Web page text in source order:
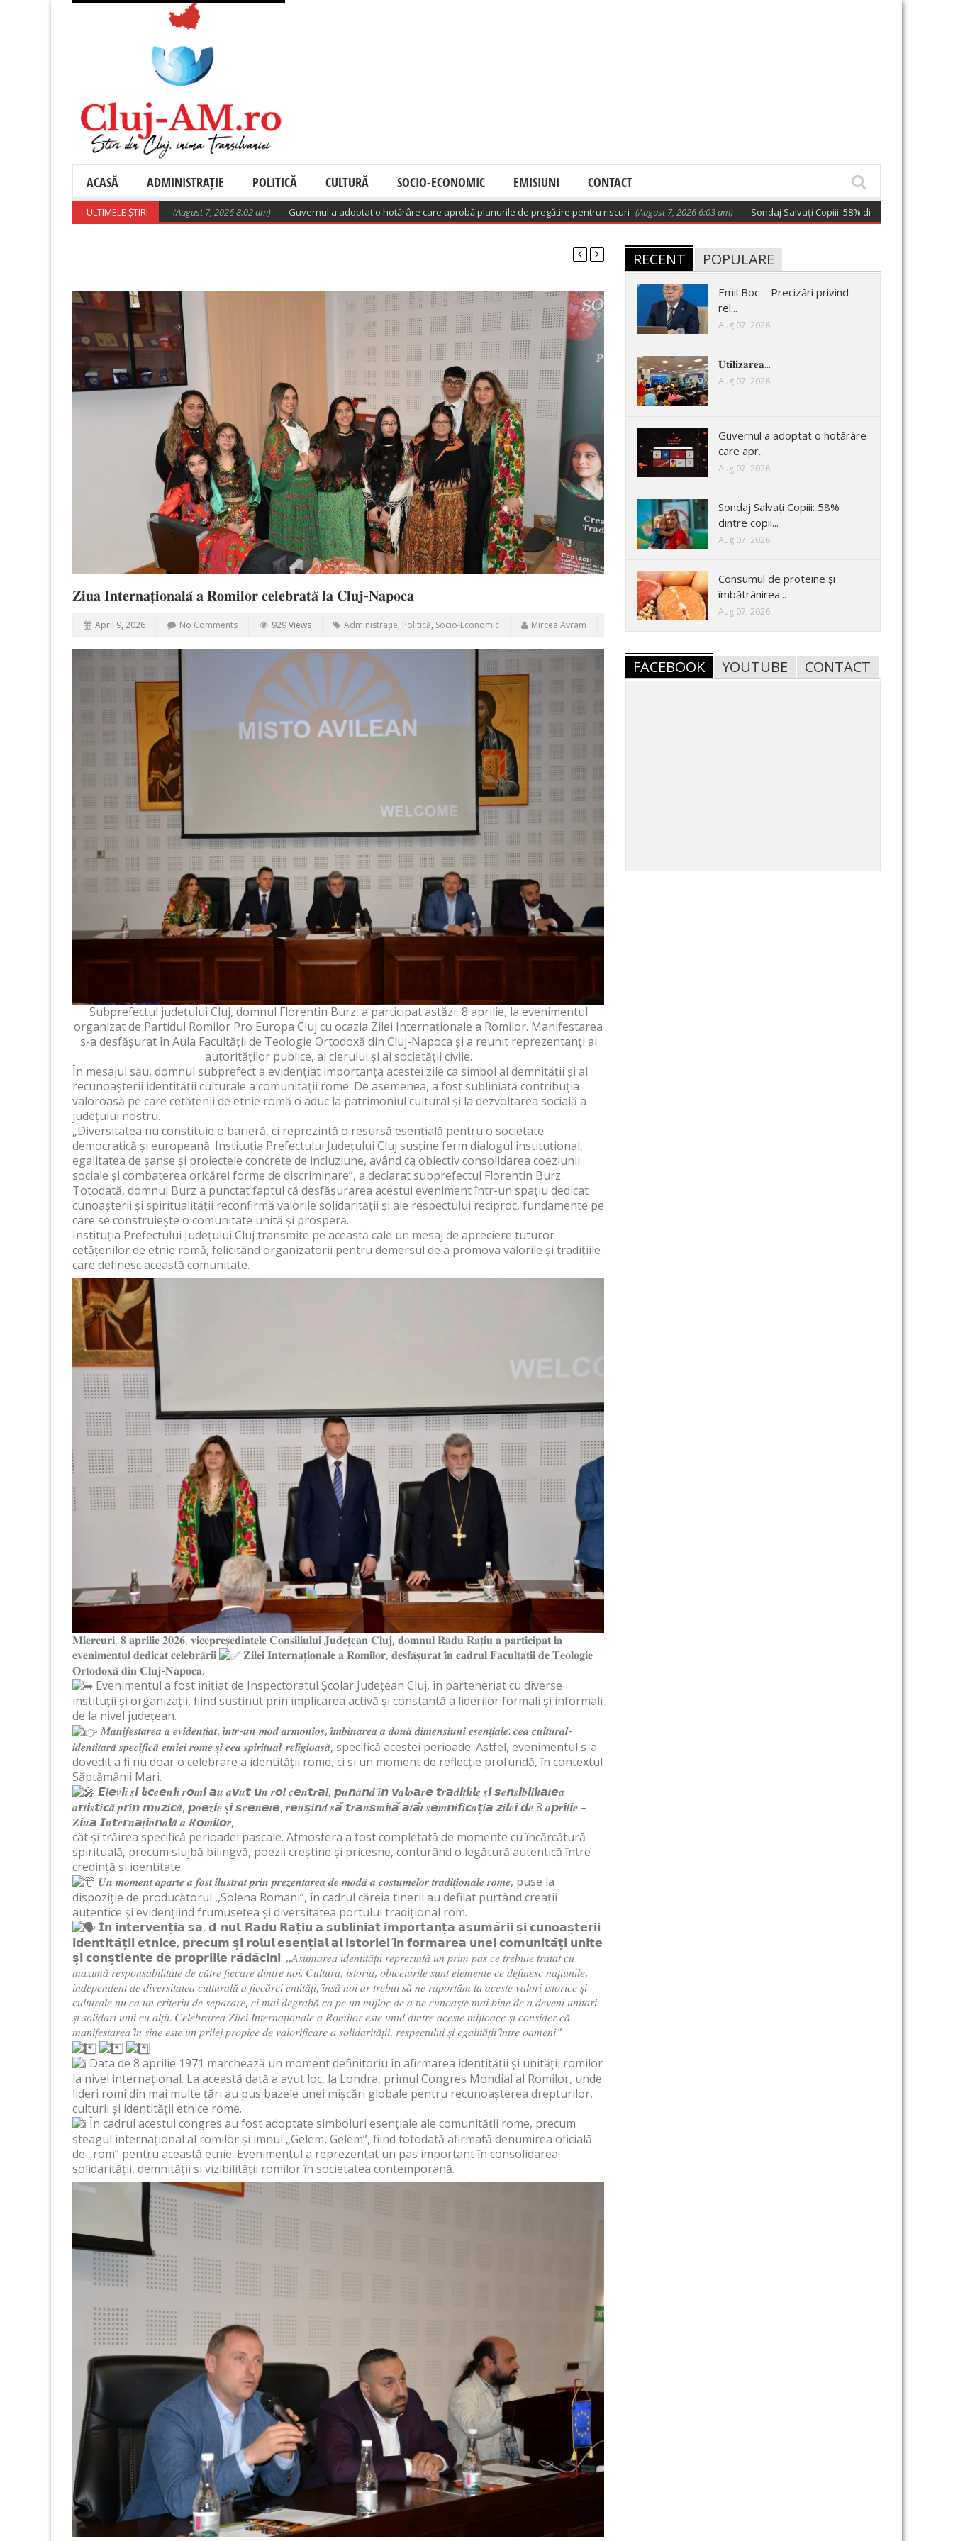
ACASĂ ADMINISTRAȚIE POLITICĂ CULTURĂ SOCIO-ECONOMIC EMISIUNI CONTACT
ULTIMELE ȘTIRI
𝐬𝐢𝐠𝐮𝐫𝐚𝐧𝐭̦𝐚 𝐬𝐩𝐚𝐭̦𝐢𝐮𝐥𝐮𝐢 𝐚𝐞𝐫𝐢𝐚𝐧! (August 7, 2026 8:02 am) Guvernul a adoptat o hotărâre care aprobă planurile de pregătire pentru riscuri (August 7, 2026 6:03 am) Sondaj Salvați Copiii: 58% dintre copiii cu părinți la
𝐙𝐢𝐮𝐚 𝐈𝐧𝐭𝐞𝐫𝐧𝐚𝐭̦𝐢𝐨𝐧𝐚𝐥𝐚̆ 𝐚 𝐑𝐨𝐦𝐢𝐥𝐨𝐫 𝐜𝐞𝐥𝐞𝐛𝐫𝐚𝐭𝐚̆ 𝐥𝐚 𝐂𝐥𝐮𝐣-𝐍𝐚𝐩𝐨𝐜𝐚
April 9, 2026 No Comments 929 Views Administrație, Politică, Socio-Economic Mircea Avram
Subprefectul județului Cluj, domnul Florentin Burz, a participat astăzi, 8 aprilie, la evenimentul
organizat de Partidul Romilor Pro Europa Cluj cu ocazia Zilei Internaționale a Romilor. Manifestarea
s-a desfășurat în Aula Facultății de Teologie Ortodoxă din Cluj-Napoca și a reunit reprezentanți ai
autorităților publice, ai clerului și ai societății civile.
În mesajul său, domnul subprefect a evidențiat importanța acestei zile ca simbol al demnității și al
recunoașterii identității culturale a comunității rome. De asemenea, a fost subliniată contribuția
valoroasă pe care cetățenii de etnie romă o aduc la patrimoniul cultural și la dezvoltarea socială a
județului nostru.
„Diversitatea nu constituie o barieră, ci reprezintă o resursă esențială pentru o societate
democratică și europeană. Instituția Prefectului Județului Cluj susține ferm dialogul instituțional,
egalitatea de șanse și proiectele concrete de incluziune, având ca obiectiv consolidarea coeziunii
sociale și combaterea oricărei forme de discriminare”, a declarat subprefectul Florentin Burz.
Totodată, domnul Burz a punctat faptul că desfășurarea acestui eveniment într-un spațiu dedicat
cunoașterii și spiritualității reconfirmă valorile solidarității și ale respectului reciproc, fundamente pe
care se construiește o comunitate unită și prosperă.
Instituția Prefectului Județului Cluj transmite pe această cale un mesaj de apreciere tuturor
cetățenilor de etnie romă, felicitând organizatorii pentru demersul de a promova valorile și tradițiile
care definesc această comunitate.
𝐌𝐢𝐞𝐫𝐜𝐮𝐫𝐢, 𝟖 𝐚𝐩𝐫𝐢𝐥𝐢𝐞 𝟐𝟎𝟐𝟔, 𝐯𝐢𝐜𝐞𝐩𝐫𝐞𝐬̦𝐞𝐝𝐢𝐧𝐭𝐞𝐥𝐞 𝐂𝐨𝐧𝐬𝐢𝐥𝐢𝐮𝐥𝐮𝐢 𝐉𝐮𝐝𝐞𝐭̦𝐞𝐚𝐧 𝐂𝐥𝐮𝐣, 𝐝𝐨𝐦𝐧𝐮𝐥 𝐑𝐚𝐝𝐮 𝐑𝐚𝐭̦𝐢𝐮 𝐚 𝐩𝐚𝐫𝐭𝐢𝐜𝐢𝐩𝐚𝐭 𝐥𝐚
𝐞𝐯𝐞𝐧𝐢𝐦𝐞𝐧𝐭𝐮𝐥 𝐝𝐞𝐝𝐢𝐜𝐚𝐭 𝐜𝐞𝐥𝐞𝐛𝐫𝐚̆𝐫𝐢𝐢
𝐙𝐢𝐥𝐞𝐢 𝐈𝐧𝐭𝐞𝐫𝐧𝐚𝐭̦𝐢𝐨𝐧𝐚𝐥𝐞 𝐚 𝐑𝐨𝐦𝐢𝐥𝐨𝐫, 𝐝𝐞𝐬𝐟𝐚̆𝐬̦𝐮𝐫𝐚𝐭 𝐢̂𝐧 𝐜𝐚𝐝𝐫𝐮𝐥 𝐅𝐚𝐜𝐮𝐥𝐭𝐚̆𝐭̦𝐢𝐢 𝐝𝐞 𝐓𝐞𝐨𝐥𝐨𝐠𝐢𝐞
𝐎𝐫𝐭𝐨𝐝𝐨𝐱𝐚̆ 𝐝𝐢𝐧 𝐂𝐥𝐮𝐣-𝐍𝐚𝐩𝐨𝐜𝐚.
Evenimentul a fost inițiat de Inspectoratul Școlar Județean Cluj, în parteneriat cu diverse
instituții și organizații, fiind susținut prin implicarea activă și constantă a liderilor formali și informali
de la nivel județean.
𝑴𝒂𝒏𝒊𝒇𝒆𝒔𝒕𝒂𝒓𝒆𝒂 𝒂 𝒆𝒗𝒊𝒅𝒆𝒏𝒕̦𝒊𝒂𝒕, 𝒊̂𝒏𝒕𝒓-𝒖𝒏 𝒎𝒐𝒅 𝒂𝒓𝒎𝒐𝒏𝒊𝒐𝒔, 𝒊̂𝒎𝒃𝒊𝒏𝒂𝒓𝒆𝒂 𝒂 𝒅𝒐𝒖𝒂̆ 𝒅𝒊𝒎𝒆𝒏𝒔𝒊𝒖𝒏𝒊 𝒆𝒔𝒆𝒏𝒕̦𝒊𝒂𝒍𝒆: 𝒄𝒆𝒂 𝒄𝒖𝒍𝒕𝒖𝒓𝒂𝒍-
𝒊𝒅𝒆𝒏𝒕𝒊𝒕𝒂𝒓𝒂̆ 𝒔𝒑𝒆𝒄𝒊𝒇𝒊𝒄𝒂̆ 𝒆𝒕𝒏𝒊𝒆𝒊 𝒓𝒐𝒎𝒆 𝒔̦𝒊 𝒄𝒆𝒂 𝒔𝒑𝒊𝒓𝒊𝒕𝒖𝒂𝒍-𝒓𝒆𝒍𝒊𝒈𝒊𝒐𝒂𝒔𝒂̆, specifică acestei perioade. Astfel, evenimentul s-a
dovedit a fi nu doar o celebrare a identității rome, ci și un moment de reflecție profundă, în contextul
Săptămânii Mari.
𝙀𝒍𝙚𝒗𝙞𝒊 𝒔̦𝙞 𝙡𝒊𝙘𝒆𝙚𝒏𝙞𝒊 𝒓𝙤𝒎𝙞 𝙖𝒖 𝒂𝙫𝒖𝙩 𝙪𝒏 𝒓𝙤𝒍 𝒄𝙚𝒏𝙩𝒓𝙖𝒍, 𝙥𝒖𝙣𝒂̂𝙣𝒅 𝒊̂𝙣 𝙫𝒂𝙡𝒐𝙖𝒓𝙚 𝙩𝒓𝙖𝒅𝙞𝒕̦𝙞𝒊𝙡𝒆 𝒔̦𝙞 𝙨𝒆𝙣𝒔𝙞𝒃𝙞𝒍𝙞𝒕𝙖𝒕𝙚𝒂
𝒂𝙧𝒕𝙞𝒔𝙩𝒊𝙘𝒂̆ 𝒑𝙧𝒊𝙣 𝙢𝒖𝙯𝒊𝙘𝒂̆, 𝙥𝒐𝙚𝒛𝙞𝒆 𝒔̦𝙞 𝙨𝒄𝙚𝒏𝙚𝒕𝙚, 𝒓𝙚𝒖𝙨̦𝒊𝙣𝒅 𝒔𝙖̆ 𝙩𝒓𝙖𝒏𝙨𝒎𝙞𝒕𝙖̆ 𝙖𝒕𝙖̂𝒕 𝒔𝙚𝒎𝙣𝒊𝙛𝒊𝙘𝒂𝙩̦𝒊𝙖 𝙯𝒊𝙡𝒆𝙞 𝙙𝒆 8 𝒂𝙥𝒓𝙞𝒍𝙞𝒆 –
𝒁𝙞𝒖𝙖 𝙄𝒏𝙩𝒆𝙧𝒏𝙖𝒕̦𝙞𝒐𝙣𝒂𝙡𝒂̆ 𝒂 𝑹𝙤𝒎𝙞𝒍𝙤𝒓,
cât și trăirea specifică perioadei pascale. Atmosfera a fost completată de momente cu încărcătură
spirituală, precum slujbă bilingvă, poezii creștine și pricesne, conturând o legătură autentică între
credință și identitate.
𝑼𝒏 𝒎𝒐𝒎𝒆𝒏𝒕 𝒂𝒑𝒂𝒓𝒕𝒆 𝒂 𝒇𝒐𝒔𝒕 𝒊𝒍𝒖𝒔𝒕𝒓𝒂𝒕 𝒑𝒓𝒊𝒏 𝒑𝒓𝒆𝒛𝒆𝒏𝒕𝒂𝒓𝒆𝒂 𝒅𝒆 𝒎𝒐𝒅𝒂̆ 𝒂 𝒄𝒐𝒔𝒕𝒖𝒎𝒆𝒍𝒐𝒓 𝒕𝒓𝒂𝒅𝒊𝒕̦𝒊𝒐𝒏𝒂𝒍𝒆 𝒓𝒐𝒎𝒆, puse la
dispoziție de producătorul ,,Solena Romani“, în cadrul căreia tinerii au defilat purtând creații
autentice și evidențiind frumusețea și diversitatea portului tradițional rom.
𝗜̂𝗻 𝗶𝗻𝘁𝗲𝗿𝘃𝗲𝗻𝘁̦𝗶𝗮 𝘀𝗮, 𝗱-𝗻𝘂𝗹. 𝗥𝗮𝗱𝘂 𝗥𝗮𝘁̦𝗶𝘂 𝗮 𝘀𝘂𝗯𝗹𝗶𝗻𝗶𝗮𝘁 𝗶𝗺𝗽𝗼𝗿𝘁𝗮𝗻𝘁̦𝗮 𝗮𝘀𝘂𝗺𝗮̆𝗿𝗶𝗶 𝘀̦𝗶 𝗰𝘂𝗻𝗼𝗮𝘀̦𝘁𝗲𝗿𝗶𝗶
𝗶𝗱𝗲𝗻𝘁𝗶𝘁𝗮̆𝘁̦𝗶𝗶 𝗲𝘁𝗻𝗶𝗰𝗲, 𝗽𝗿𝗲𝗰𝘂𝗺 𝘀̦𝗶 𝗿𝗼𝗹𝘂𝗹 𝗲𝘀𝗲𝗻𝘁̦𝗶𝗮𝗹 𝗮𝗹 𝗶𝘀𝘁𝗼𝗿𝗶𝗲𝗶 𝗶̂𝗻 𝗳𝗼𝗿𝗺𝗮𝗿𝗲𝗮 𝘂𝗻𝗲𝗶 𝗰𝗼𝗺𝘂𝗻𝗶𝘁𝗮̆𝘁̦𝗶 𝘂𝗻𝗶𝘁𝗲
𝘀̦𝗶 𝗰𝗼𝗻𝘀̦𝘁𝗶𝗲𝗻𝘁𝗲 𝗱𝗲 𝗽𝗿𝗼𝗽𝗿𝗶𝗶𝗹𝗲 𝗿𝗮̆𝗱𝗮̆𝗰𝗶𝗻𝗶: ,,𝐴𝑠𝑢𝑚𝑎𝑟𝑒𝑎 𝑖𝑑𝑒𝑛𝑡𝑖𝑡𝑎̆𝑡̦𝑖𝑖 𝑟𝑒𝑝𝑟𝑒𝑧𝑖𝑛𝑡𝑎̆ 𝑢𝑛 𝑝𝑟𝑖𝑚 𝑝𝑎𝑠 𝑐𝑒 𝑡𝑟𝑒𝑏𝑢𝑖𝑒 𝑡𝑟𝑎𝑡𝑎𝑡 𝑐𝑢
𝑚𝑎𝑥𝑖𝑚𝑎̆ 𝑟𝑒𝑠𝑝𝑜𝑛𝑠𝑎𝑏𝑖𝑙𝑖𝑡𝑎𝑡𝑒 𝑑𝑒 𝑐𝑎̆𝑡𝑟𝑒 𝑓𝑖𝑒𝑐𝑎𝑟𝑒 𝑑𝑖𝑛𝑡𝑟𝑒 𝑛𝑜𝑖. 𝐶𝑢𝑙𝑡𝑢𝑟𝑎, 𝑖𝑠𝑡𝑜𝑟𝑖𝑎, 𝑜𝑏𝑖𝑐𝑒𝑖𝑢𝑟𝑖𝑙𝑒 𝑠𝑢𝑛𝑡 𝑒𝑙𝑒𝑚𝑒𝑛𝑡𝑒 𝑐𝑒 𝑑𝑒𝑓𝑖𝑛𝑒𝑠𝑐 𝑛𝑎𝑡̦𝑖𝑢𝑛𝑖𝑙𝑒,
𝑖𝑛𝑑𝑒𝑝𝑒𝑛𝑑𝑒𝑛𝑡 𝑑𝑒 𝑑𝑖𝑣𝑒𝑟𝑠𝑖𝑡𝑎𝑡𝑒𝑎 𝑐𝑢𝑙𝑡𝑢𝑟𝑎𝑙𝑎̆ 𝑎 𝑓𝑖𝑒𝑐𝑎̆𝑟𝑒𝑖 𝑒𝑛𝑡𝑖𝑡𝑎̆𝑡̦𝑖, 𝑖̂𝑛𝑠𝑎̆ 𝑛𝑜𝑖 𝑎𝑟 𝑡𝑟𝑒𝑏𝑢𝑖 𝑠𝑎̆ 𝑛𝑒 𝑟𝑎𝑝𝑜𝑟𝑡𝑎̆𝑚 𝑙𝑎 𝑎𝑐𝑒𝑠𝑡𝑒 𝑣𝑎𝑙𝑜𝑟𝑖 𝑖𝑠𝑡𝑜𝑟𝑖𝑐𝑒 𝑠̦𝑖
𝑐𝑢𝑙𝑡𝑢𝑟𝑎𝑙𝑒 𝑛𝑢 𝑐𝑎 𝑢𝑛 𝑐𝑟𝑖𝑡𝑒𝑟𝑖𝑢 𝑑𝑒 𝑠𝑒𝑝𝑎𝑟𝑎𝑟𝑒, 𝑐𝑖 𝑚𝑎𝑖 𝑑𝑒𝑔𝑟𝑎𝑏𝑎̆ 𝑐𝑎 𝑝𝑒 𝑢𝑛 𝑚𝑖𝑗𝑙𝑜𝑐 𝑑𝑒 𝑎 𝑛𝑒 𝑐𝑢𝑛𝑜𝑎𝑠̦𝑡𝑒 𝑚𝑎𝑖 𝑏𝑖𝑛𝑒 𝑑𝑒 𝑎 𝑑𝑒𝑣𝑒𝑛𝑖 𝑢𝑛𝑖𝑡𝑎𝑟𝑖
𝑠̦𝑖 𝑠𝑜𝑙𝑖𝑑𝑎𝑟𝑖 𝑢𝑛𝑖𝑖 𝑐𝑢 𝑎𝑙𝑡̦𝑖𝑖. 𝐶𝑒𝑙𝑒𝑏𝑟𝑎𝑟𝑒𝑎 𝑍𝑖𝑙𝑒𝑖 𝐼𝑛𝑡𝑒𝑟𝑛𝑎𝑡̦𝑖𝑜𝑛𝑎𝑙𝑒 𝑎 𝑅𝑜𝑚𝑖𝑙𝑜𝑟 𝑒𝑠𝑡𝑒 𝑢𝑛𝑢𝑙 𝑑𝑖𝑛𝑡𝑟𝑒 𝑎𝑐𝑒𝑠𝑡𝑒 𝑚𝑖𝑗𝑙𝑜𝑎𝑐𝑒 𝑠̦𝑖 𝑐𝑜𝑛𝑠𝑖𝑑𝑒𝑟 𝑐𝑎̆
𝑚𝑎𝑛𝑖𝑓𝑒𝑠𝑡𝑎𝑟𝑒𝑎 𝑖̂𝑛 𝑠𝑖𝑛𝑒 𝑒𝑠𝑡𝑒 𝑢𝑛 𝑝𝑟𝑖𝑙𝑒𝑗 𝑝𝑟𝑜𝑝𝑖𝑐𝑒 𝑑𝑒 𝑣𝑎𝑙𝑜𝑟𝑖𝑓𝑖𝑐𝑎𝑟𝑒 𝑎 𝑠𝑜𝑙𝑖𝑑𝑎𝑟𝑖𝑡𝑎̆𝑡̦𝑖𝑖, 𝑟𝑒𝑠𝑝𝑒𝑐𝑡𝑢𝑙𝑢𝑖 𝑠̦𝑖 𝑒𝑔𝑎𝑙𝑖𝑡𝑎̆𝑡̦𝑖𝑖 𝑖̂𝑛𝑡𝑟𝑒 𝑜𝑎𝑚𝑒𝑛𝑖.”
Data de 8 aprilie 1971 marchează un moment definitoriu în afirmarea identității și unității romilor
la nivel internațional. La această dată a avut loc, la Londra, primul Congres Mondial al Romilor, unde
lideri romi din mai multe țări au pus bazele unei mișcări globale pentru recunoașterea drepturilor,
culturii și identității etnice rome.
În cadrul acestui congres au fost adoptate simboluri esențiale ale comunității rome, precum
steagul internațional al romilor și imnul „Gelem, Gelem”, fiind totodată afirmată denumirea oficială
de „rom” pentru această etnie. Evenimentul a reprezentat un pas important în consolidarea
solidarității, demnității și vizibilității romilor în societatea contemporană.
RECENT POPULARE
Emil Boc – Precizări privind
rel...
Aug 07, 2026
𝐔𝐭𝐢𝐥𝐢𝐳𝐚𝐫𝐞𝐚...
Aug 07, 2026
Guvernul a adoptat o hotărâre
care apr...
Aug 07, 2026
Sondaj Salvați Copiii: 58%
dintre copii...
Aug 07, 2026
Consumul de proteine și
îmbătrânirea...
Aug 07, 2026
FACEBOOK YOUTUBE CONTACT